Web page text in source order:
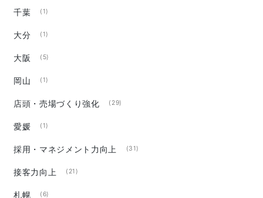
千葉 (1)
大分 (1)
大阪 (5)
岡山 (1)
店頭・売場づくり強化 (29)
愛媛 (1)
採用・マネジメント力向上 (31)
接客力向上 (21)
札幌 (6)